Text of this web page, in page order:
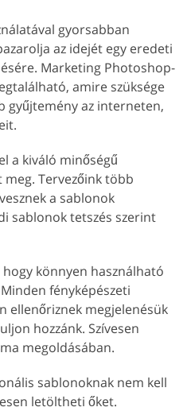
gyorsabban
az idejét egy eredeti
Marketing Photoshop-
amire szüksége
gyűjtemény az interneten,
a kiváló minőségű
Tervezőink több
a sablonok
sablonok tetszés szerint
hogy könnyen használható
fényképészeti
ellenőriznek megjelenésük
hozzánk. Szívesen
megoldásában.
sablonoknak nem kell
letöltheti őket.